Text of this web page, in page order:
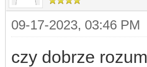
09-17-2023, 03:46 PM
czy dobrze